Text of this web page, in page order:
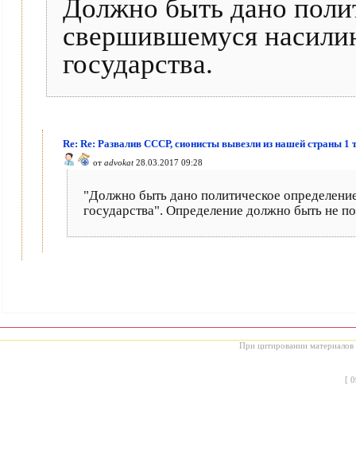
Должно быть дано
свершившемуся
государства.
Re: Re: Развалив СССР, сионисты вывезли из нашей страны
от advokat28.03.2017 09:28
"Должно быть дано политическое
государства". Определение должно быть не
При цитировании материалов
[